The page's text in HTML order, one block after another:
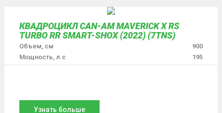
КВАДРОЦИКЛ CAN-AM MAVERICK X RS
ТURBO RR SMART-SHOX (2022) (7TNS)
Объем, см
900
Мощность, л.с
195
Узнать больше